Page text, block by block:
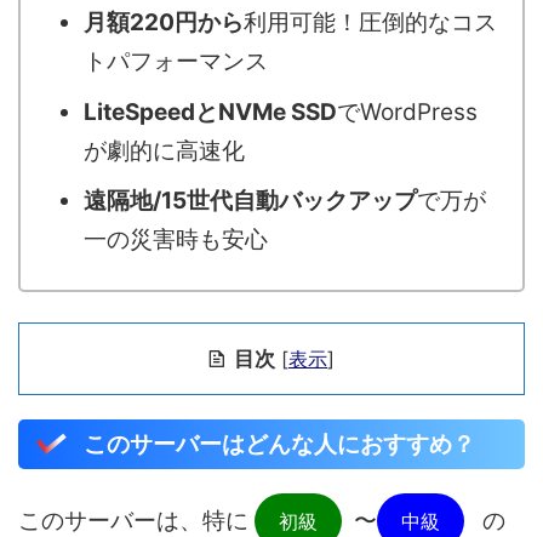
月額220円から利用可能！圧倒的なコス
トパフォーマンス
LiteSpeedとNVMe SSDでWordPress
が劇的に高速化
遠隔地/15世代自動バックアップで万が
一の災害時も安心
目次 [表示]
このサーバーはどんな人におすすめ？
このサーバーは、特に 初級 〜 中級
の